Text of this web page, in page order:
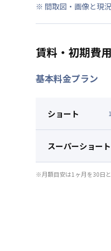
※ 間取図・画像と現
賃料・初期費用
基本料金プラン
ショート 1
スーパーショート
※月額目安は1ヶ月を30日